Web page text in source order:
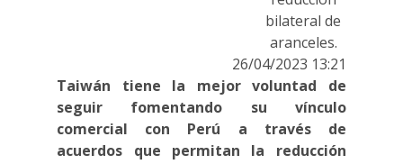
bilateral de
aranceles.
26/04/2023 13:21
Taiwán tiene la mejor voluntad de
seguir fomentando su vínculo
comercial con Perú a través de
acuerdos que permitan la reducción